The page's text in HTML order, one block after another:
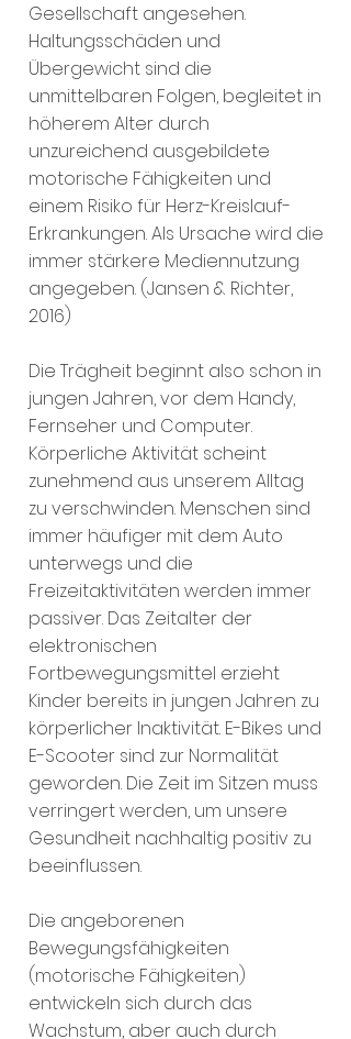
Gesellschaft angesehen.
Haltungsschäden und
Übergewicht sind die
unmittelbaren Folgen, begleitet in
höherem Alter durch
unzureichend ausgebildete
motorische Fähigkeiten und
einem Risiko für Herz-Kreislauf-
Erkrankungen. Als Ursache wird die
immer stärkere Mediennutzung
angegeben. (Jansen & Richter,
2016)
Die Trägheit beginnt also schon in
jungen Jahren, vor dem Handy,
Fernseher und Computer.
Körperliche Aktivität scheint
zunehmend aus unserem Alltag
zu verschwinden. Menschen sind
immer häufiger mit dem Auto
unterwegs und die
Freizeitaktivitäten werden immer
passiver. Das Zeitalter der
elektronischen
Fortbewegungsmittel erzieht
Kinder bereits in jungen Jahren zu
körperlicher Inaktivität. E-Bikes und
E-Scooter sind zur Normalität
geworden. Die Zeit im Sitzen muss
verringert werden, um unsere
Gesundheit nachhaltig positiv zu
beeinflussen.
Die angeborenen
Bewegungsfähigkeiten
(motorische Fähigkeiten)
entwickeln sich durch das
Wachstum, aber auch durch